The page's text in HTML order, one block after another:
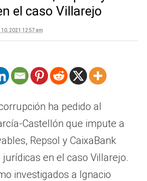
el caso Villarejo
2021 12:57 am
ha pedido al
Castellón que impute a
Repsol y CaixaBank
en el caso Villarejo.
investigados a Ignacio